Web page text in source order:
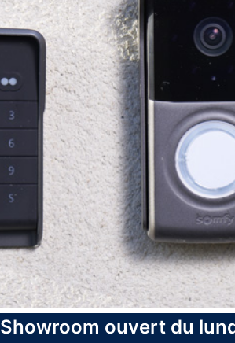
Showroom ouvert du